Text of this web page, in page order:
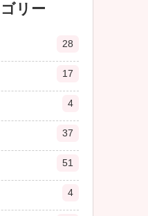
リー
28
17
4
37
51
4